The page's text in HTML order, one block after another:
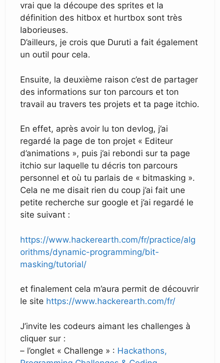
vrai que la découpe des sprites et la
définition des hitbox et hurtbox sont très
laborieuses.
D’ailleurs, je crois que Duruti a fait également
un outil pour cela.
Ensuite, la deuxième raison c’est de partager
des informations sur ton parcours et ton
travail au travers tes projets et ta page itchio.
En effet, après avoir lu ton devlog, j’ai
regardé la page de ton projet « Editeur
d’animations », puis j’ai rebondi sur ta page
itchio sur laquelle tu décris ton parcours
personnel et où tu parlais de « bitmasking ».
Cela ne me disait rien du coup j’ai fait une
petite recherche sur google et j’ai regardé le
site suivant :
https://www.hackerearth.com/fr/practice/alg
orithms/dynamic-programming/bit-
masking/tutorial/
et finalement cela m’aura permit de découvrir
le site https://www.hackerearth.com/fr/
J’invite les codeurs aimant les challenges à
cliquer sur :
– l’onglet « Challenge » : Hackathons,